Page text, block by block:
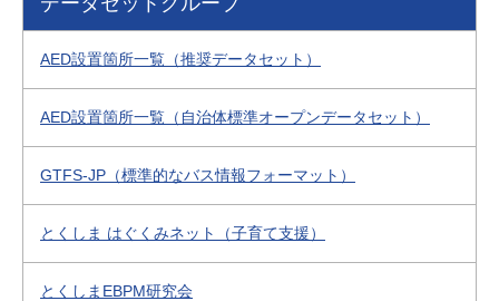
AED設置箇所一覧（推奨データセット）
AED設置箇所一覧（自治体標準オープンデータセット）
GTFS-JP（標準的なバス情報フォーマット）
とくしま はぐくみネット（子育て支援）
とくしまEBPM研究会